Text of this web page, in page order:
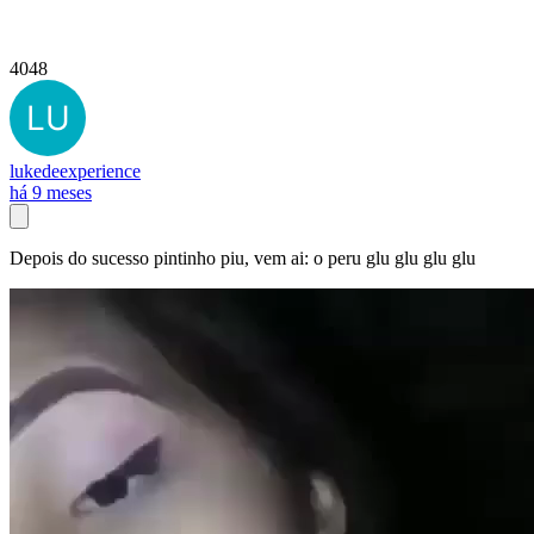
4048
lukedeexperience
há 9 meses
Depois do sucesso pintinho piu, vem ai: o peru glu glu glu glu